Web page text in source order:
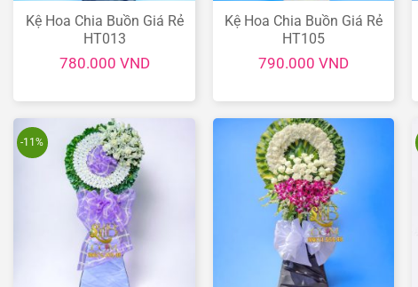
Kệ Hoa Chia Buồn Giá Rẻ
HT013
780.000 VND
Kệ Hoa Chia Buồn Giá Rẻ
HT105
790.000 VND
-11%